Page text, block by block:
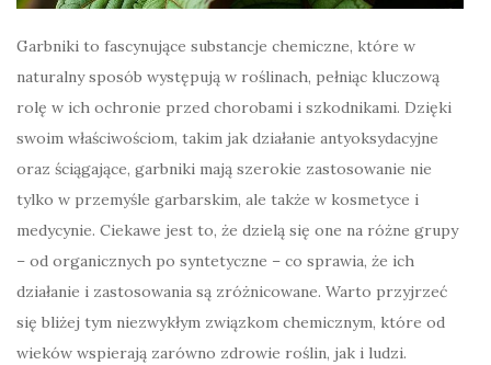
Garbniki to fascynujące substancje chemiczne, które w
naturalny sposób występują w roślinach, pełniąc kluczową
rolę w ich ochronie przed chorobami i szkodnikami. Dzięki
swoim właściwościom, takim jak działanie antyoksydacyjne
oraz ściągające, garbniki mają szerokie zastosowanie nie
tylko w przemyśle garbarskim, ale także w kosmetyce i
medycynie. Ciekawe jest to, że dzielą się one na różne grupy
– od organicznych po syntetyczne – co sprawia, że ich
działanie i zastosowania są zróżnicowane. Warto przyjrzeć
się bliżej tym niezwykłym związkom chemicznym, które od
wieków wspierają zarówno zdrowie roślin, jak i ludzi.